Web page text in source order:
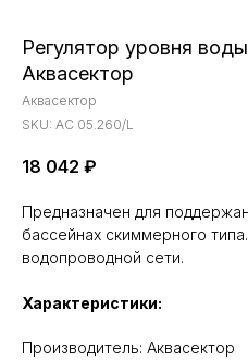
Регулятор уровня
Аквасектор
Аквасектор
SKU: АС 05.260/L
18 042 ₽
Предназначен для
бассейнах скиммерного
водопроводной сети.
Характеристики:
Производитель: Аквасектор